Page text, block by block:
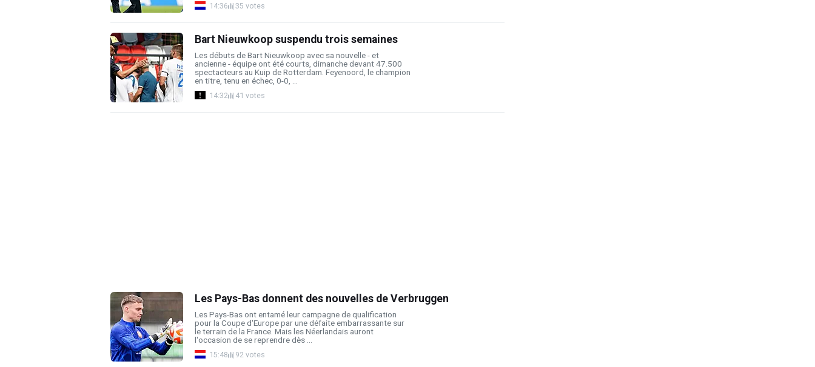
14:36 35 votes
Bart Nieuwkoop suspendu trois semaines
Les débuts de Bart Nieuwkoop avec sa nouvelle - et
ancienne - équipe ont été courts, dimanche devant 47.500
spectacteurs au Kuip de Rotterdam. Feyenoord, le champion
en titre, tenu en échec, 0-0, ...
14:32 41 votes
Les Pays-Bas donnent des nouvelles de Verbruggen
Les Pays-Bas ont entamé leur campagne de qualification
pour la Coupe d'Europe par une défaite embarrassante sur
le terrain de la France. Mais les Néerlandais auront
l'occasion de se reprendre dès ...
15:48 92 votes